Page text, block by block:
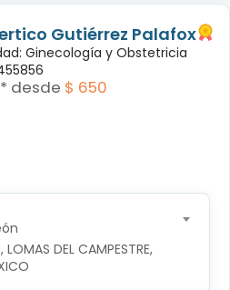
Gutiérrez Palafox
Ginecología y Obstetricia
desde $ 650
LOMAS DEL CAMPESTRE,